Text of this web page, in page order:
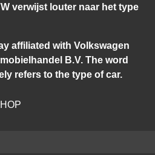
verwijst louter naar het type
affiliated with Volkswagen
B.V. The word
refers to the type of car.